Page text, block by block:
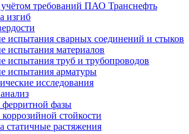
требований ПАО Транснефть
изгиб
испытания сварных соединений и стыков
испытания материалов
испытания труб и трубопроводов
испытания арматуры
исследования
фазы
стойкости
статичные растяжения